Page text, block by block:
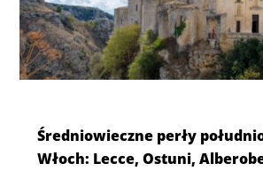
Średniowieczne perły
Włoch: Lecce, Ostuni,